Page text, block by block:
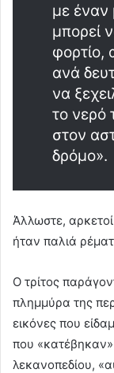
με έναν
μπορεί
φορτίο,
ανά
να
το νερό
στον
δρόμο».
Άλλωστε,
ήταν παλιά
Ο τρίτος
πλημμύρα της
εικόνες που
που
λεκανοπεδίου,